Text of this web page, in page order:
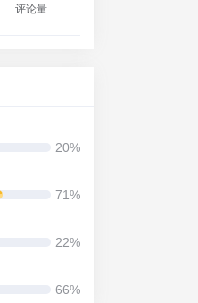
评论量
20%
71%
22%
66%